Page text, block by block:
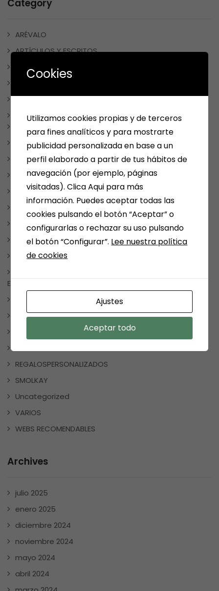
Category
ARÉVALO
ARTÍCULOS Y ESCRITOS
BONO CULTURAL
JUEGOS
LIBROS
CUADERNOS DE VACACIONES
LIBROS DE COCINA
LIBROS DE TEXTO
LIBROS INFANTILES Y JUVENILES
LITERATURA FANTÁSTICA
MANGA Y COMIC
TAUROMAQUIA
MEDINA DEL CAMPO
ESPECIALES
NUESTRAS SELECCIONES POR TEMAS
PAPELERIA
REGALOSPERSONALIZADOS
SMOLKAY
Uncategorized
VARIOS
WEBS RECOMENDABLES
Archives
julio 2025
enero 2025
diciembre 2024
noviembre 2024
mayo 2024
abril 2024
Cookies
Utilizamos cookies propias y de terceros
para fines analíticos y para mostrarte
publicidad personalizada en base a un
perfil elaborado a partir de tus hábitos de
navegación (por ejemplo, páginas
visitadas). Clica Aqui para más
información. Puedes aceptar todas las
cookies pulsando el botón “Aceptar” o
configurarlas o rechazar su uso pulsando
el botón “Configurar”. Lee nuestra política
de cookies
Ajustes
Aceptar todo